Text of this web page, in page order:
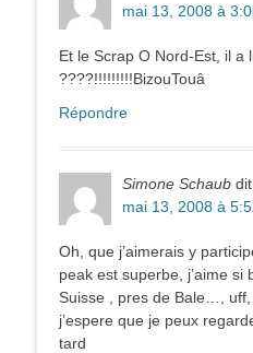
mai 13, 2008 à
Et le Scrap O Nord-Est, il a
????!!!!!!!!!BizouTouâ
Répondre
Simone Schaub
mai 13, 2008 à
Oh, que j’aimerais y
peak est superbe, j’aime si
Suisse , pres de Bale…, uff,
j’espere que je peux
tard